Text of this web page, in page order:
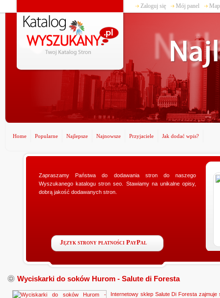
Zaloguj się Mój panel
Home Popularne Najlepsze Najnowsze Przyjaciele Jak dodać wpis?
Zapraszamy Państwa do dodawania stron do naszego
Wyszukanego katalogu stron seo. Stawiamy na unikalne opisy,
dobrą jakość dodawanych stron.
Język strony płatności PayPal
www.ministerstwogadzetow.com
Poszukujesz doskonałego prezentu dla swojej
dziewczyny? Specjalnie dla Was utworzyliśmy sklep
Wyciskarki do soków Hurom - Salute di Foresta
Internetowy sklep Salute Di Foresta